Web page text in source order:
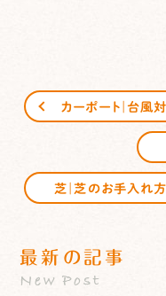
最新の記事
New Post